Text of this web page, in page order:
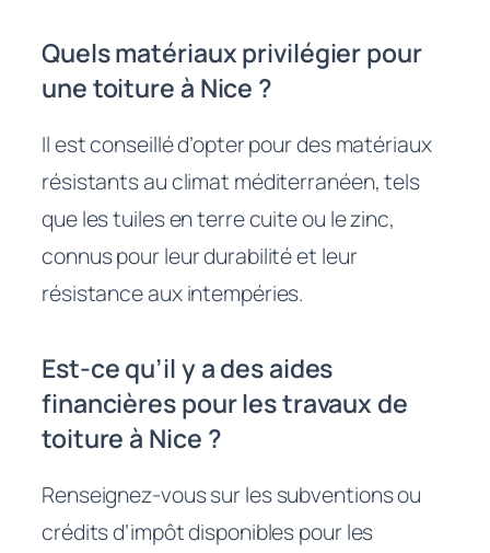
Quels matériaux privilégier pour
une toiture à Nice ?
Il est conseillé d’opter pour des matériaux
résistants au climat méditerranéen, tels
que les tuiles en terre cuite ou le zinc,
connus pour leur durabilité et leur
résistance aux intempéries.
Est-ce qu’il y a des aides
financières pour les travaux de
toiture à Nice ?
Renseignez-vous sur les subventions ou
crédits d’impôt disponibles pour les